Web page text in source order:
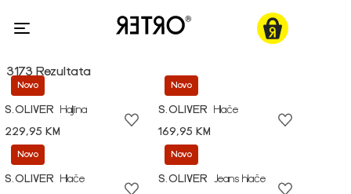
3173 Rezultata
Novo
S.OLIVER
Haljina
229,95 KM
Novo
S.OLIVER
Hlače
169,95 KM
Novo
S.OLIVER
Hlače
Novo
S.OLIVER
Jeans hlače